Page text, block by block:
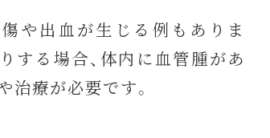
や出血が生じる例もありま
する場合、体内に血管腫があ
治療が必要です。